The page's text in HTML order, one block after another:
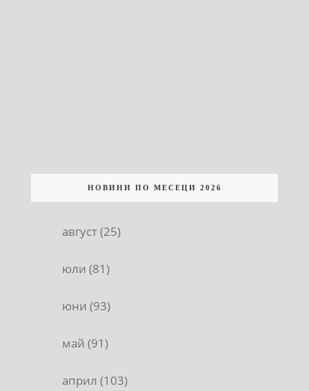
НОВИНИ ПО МЕСЕЦИ 2026
август (25)
юли (81)
юни (93)
май (91)
април (103)